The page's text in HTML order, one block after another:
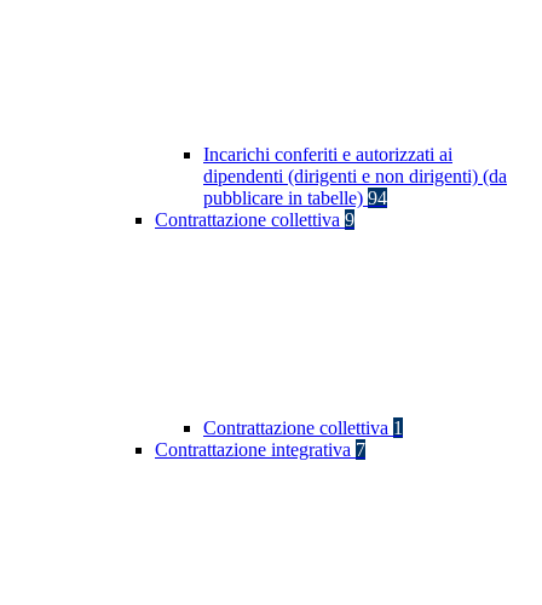
Incarichi conferiti e autorizzati ai
dipendenti (dirigenti e non dirigenti) (da
pubblicare in tabelle) 94
Contrattazione collettiva 9
Contrattazione collettiva 1
Contrattazione integrativa 7